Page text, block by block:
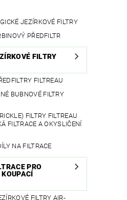
KAPRŮ MOJE OBJEDNÁVKA
JEZÍRKOVÉ FILTRY
PŘEDFILTR
FILTRY
FILTREAU
BUBNOVÉ FILTRY
FILTRY FILTREAU
FILTRACE A OKYSLIČENÍ
NA FILTRACE
PRO
FILTRY AIR-